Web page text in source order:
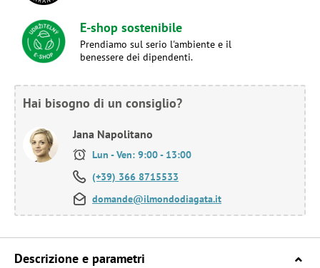
E-shop sostenibile
Prendiamo sul serio l'ambiente e il
benessere dei dipendenti.
Hai bisogno di un consiglio?
Jana Napolitano
Lun - Ven: 9:00 - 13:00
(+39) 366 8715533
domande@ilmondodiagata.it
Descrizione e parametri